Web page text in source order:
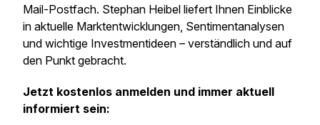
Mail-Postfach. Stephan Heibel liefert Ihnen Einblicke
in aktuelle Marktentwicklungen, Sentimentanalysen
und wichtige Investmentideen – verständlich und auf
den Punkt gebracht.
Jetzt kostenlos anmelden und immer aktuell
informiert sein: